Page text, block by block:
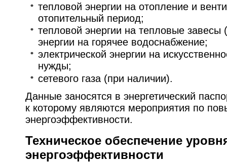
тепловой энергии на отопление и
отопительный период;
тепловой энергии на тепловые завесы
энергии на горячее водоснабжение;
электрической энергии на
нужды;
сетевого газа (при наличии).
Данные заносятся в энергетический
к которому являются мероприятия по
энергоэффективности.
Техническое обеспечение
энергоэффективности